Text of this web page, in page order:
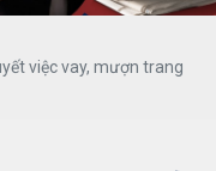
việc vay, mượn trang